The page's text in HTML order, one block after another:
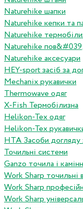
Naturehike шапки
Naturehike кепки та
Naturehike
Naturehike
Naturehike аксесуари
HEY-sport засіб за
Mechanix рукавички
Thermowave одяг
X-Fish Термобілизна
Helikon-Tex одяг
Helikon-Tex
HTA Засоби догляду
Точильні системи
Ganzo точила і
Work Sharp точильні
Work Sharp
Work Sharp